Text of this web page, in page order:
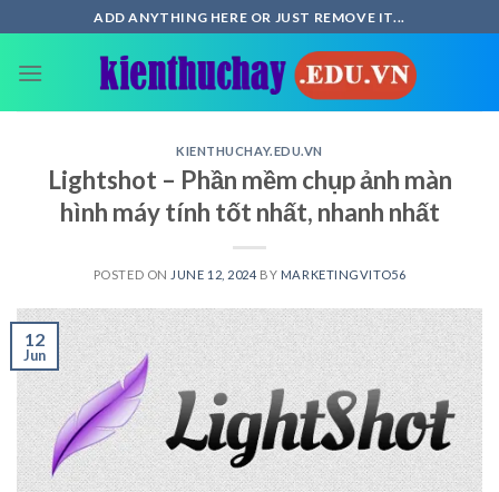
to
content
ADD ANYTHING HERE OR JUST REMOVE IT...
KIENTHUCHAY.EDU.VN
Lightshot – Phần mềm chụp ảnh màn
hình máy tính tốt nhất, nhanh nhất
POSTED ON JUNE 12, 2024 BY MARKETINGVITO56
12
Jun